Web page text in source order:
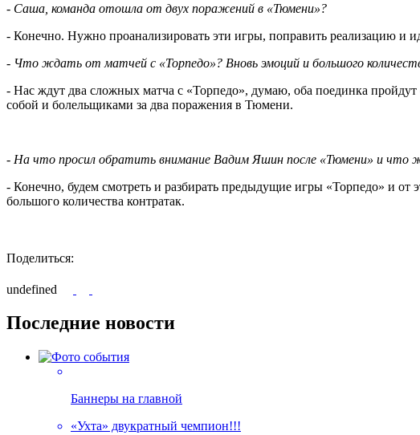
- Саша, команда отошла от двух поражений в «Тюмени»?
- Конечно. Нужно проанализировать эти игры, поправить реализацию и
- Что ждать от матчей с «Торпедо»? Вновь эмоций и большого
- Нас ждут два сложных матча с «Торпедо», думаю, оба поединка
собой и болельщиками за два поражения в Тюмени.
- На что просил обратить внимание Вадим Яшин после «Тюмени» и что
- Конечно, будем смотреть и разбирать предыдущие игры «Торпедо» и от
большого количества контратак.
Поделиться:
undefined
Последние новости
Баннеры на главной
«Ухта» двукратный чемпион!!!